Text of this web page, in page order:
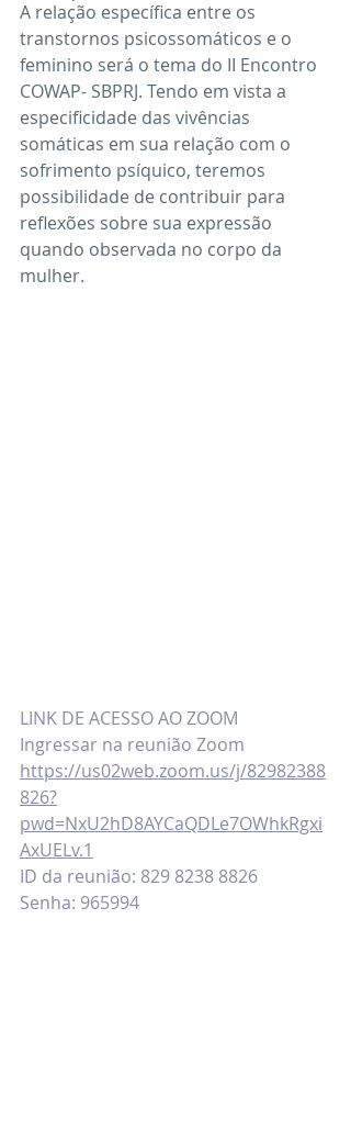
A relação específica entre os
transtornos psicossomáticos e o
feminino será o tema do II Encontro
COWAP- SBPRJ. Tendo em vista a
especificidade das vivências
somáticas em sua relação com o
sofrimento psíquico, teremos
possibilidade de contribuir para
reflexões sobre sua expressão
quando observada no corpo da
mulher.
LINK DE ACESSO AO ZOOM
Ingressar na reunião Zoom
https://us02web.zoom.us/j/82982388
826?
pwd=NxU2hD8AYCaQDLe7OWhkRgxi
AxUELv.1
ID da reunião: 829 8238 8826
Senha: 965994